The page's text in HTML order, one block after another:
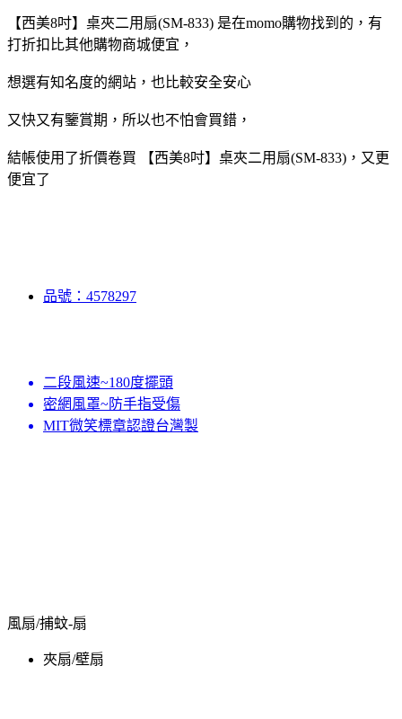
【西美8吋】桌夾二用扇(SM-833) 是在momo購物找到的，有
打折扣比其他購物商城便宜，
想選有知名度的網站，也比較安全安心
又快又有鑒賞期，所以也不怕會買錯，
結帳使用了折價卷買 【西美8吋】桌夾二用扇(SM-833)，又更
便宜了
品號：4578297
二段風速~180度擺頭
密網風罩~防手指受傷
MIT微笑標章認證台灣製
風扇/捕蚊-扇
夾扇/壁扇